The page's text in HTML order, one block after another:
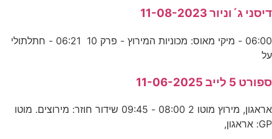
דיסני ג´וניור 11-08-2023
06:00 - מיקי מאוס: מכוניות המירוץ - פרק 10 06:21 - חתלתולי
על
ספורט 5 לייב 11-06-2025
אראגון, מירוץ מוטו 2 08:00 - 09:45 שידור חוזר: מירוצים. מוטו
GP: אראגון,